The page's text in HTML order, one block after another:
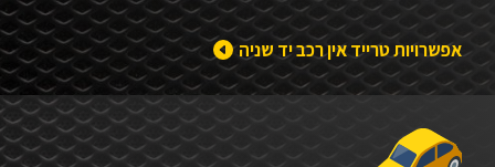
אפשרויות טרייד אין רכב יד שניה